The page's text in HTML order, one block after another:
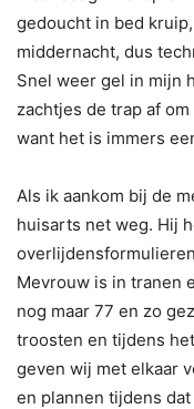
gedoucht in bed
middernacht, dus
Snel weer gel in mijn
zachtjes de trap af
want het is immers
Als ik aankom bij de
huisarts net weg. Hij
Mevrouw is in tranen
nog maar 77 en zo
troosten en tijdens
geven wij met elkaar
en plannen tijdens